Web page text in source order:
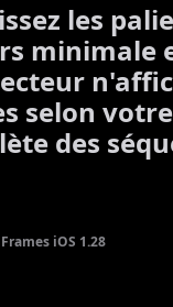
les
minimale
selon
des
iOS 1.28